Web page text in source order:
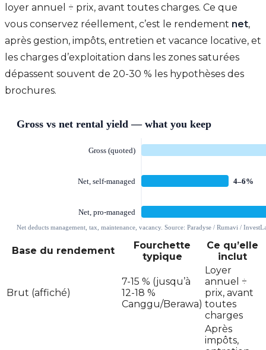
loyer annuel ÷ prix, avant toutes charges. Ce que
vous conservez réellement, c’est le rendement net,
après gestion, impôts, entretien et vacance locative, et
les charges d’exploitation dans les zones saturées
dépassent souvent de 20-30 % les hypothèses des
brochures.
Base du rendement
Fourchette
typique
Ce qu’elle
inclut
Brut (affiché)
7-15 % (jusqu’à
12-18 %
Canggu/Berawa)
Loyer
annuel ÷
prix, avant
toutes
charges
Après
impôts,